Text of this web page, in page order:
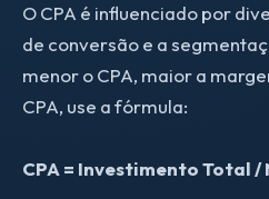
O CPA é influenciado por
de conversão e a
menor o CPA, maior a
CPA, use a fórmula:
CPA = Investimento Total /